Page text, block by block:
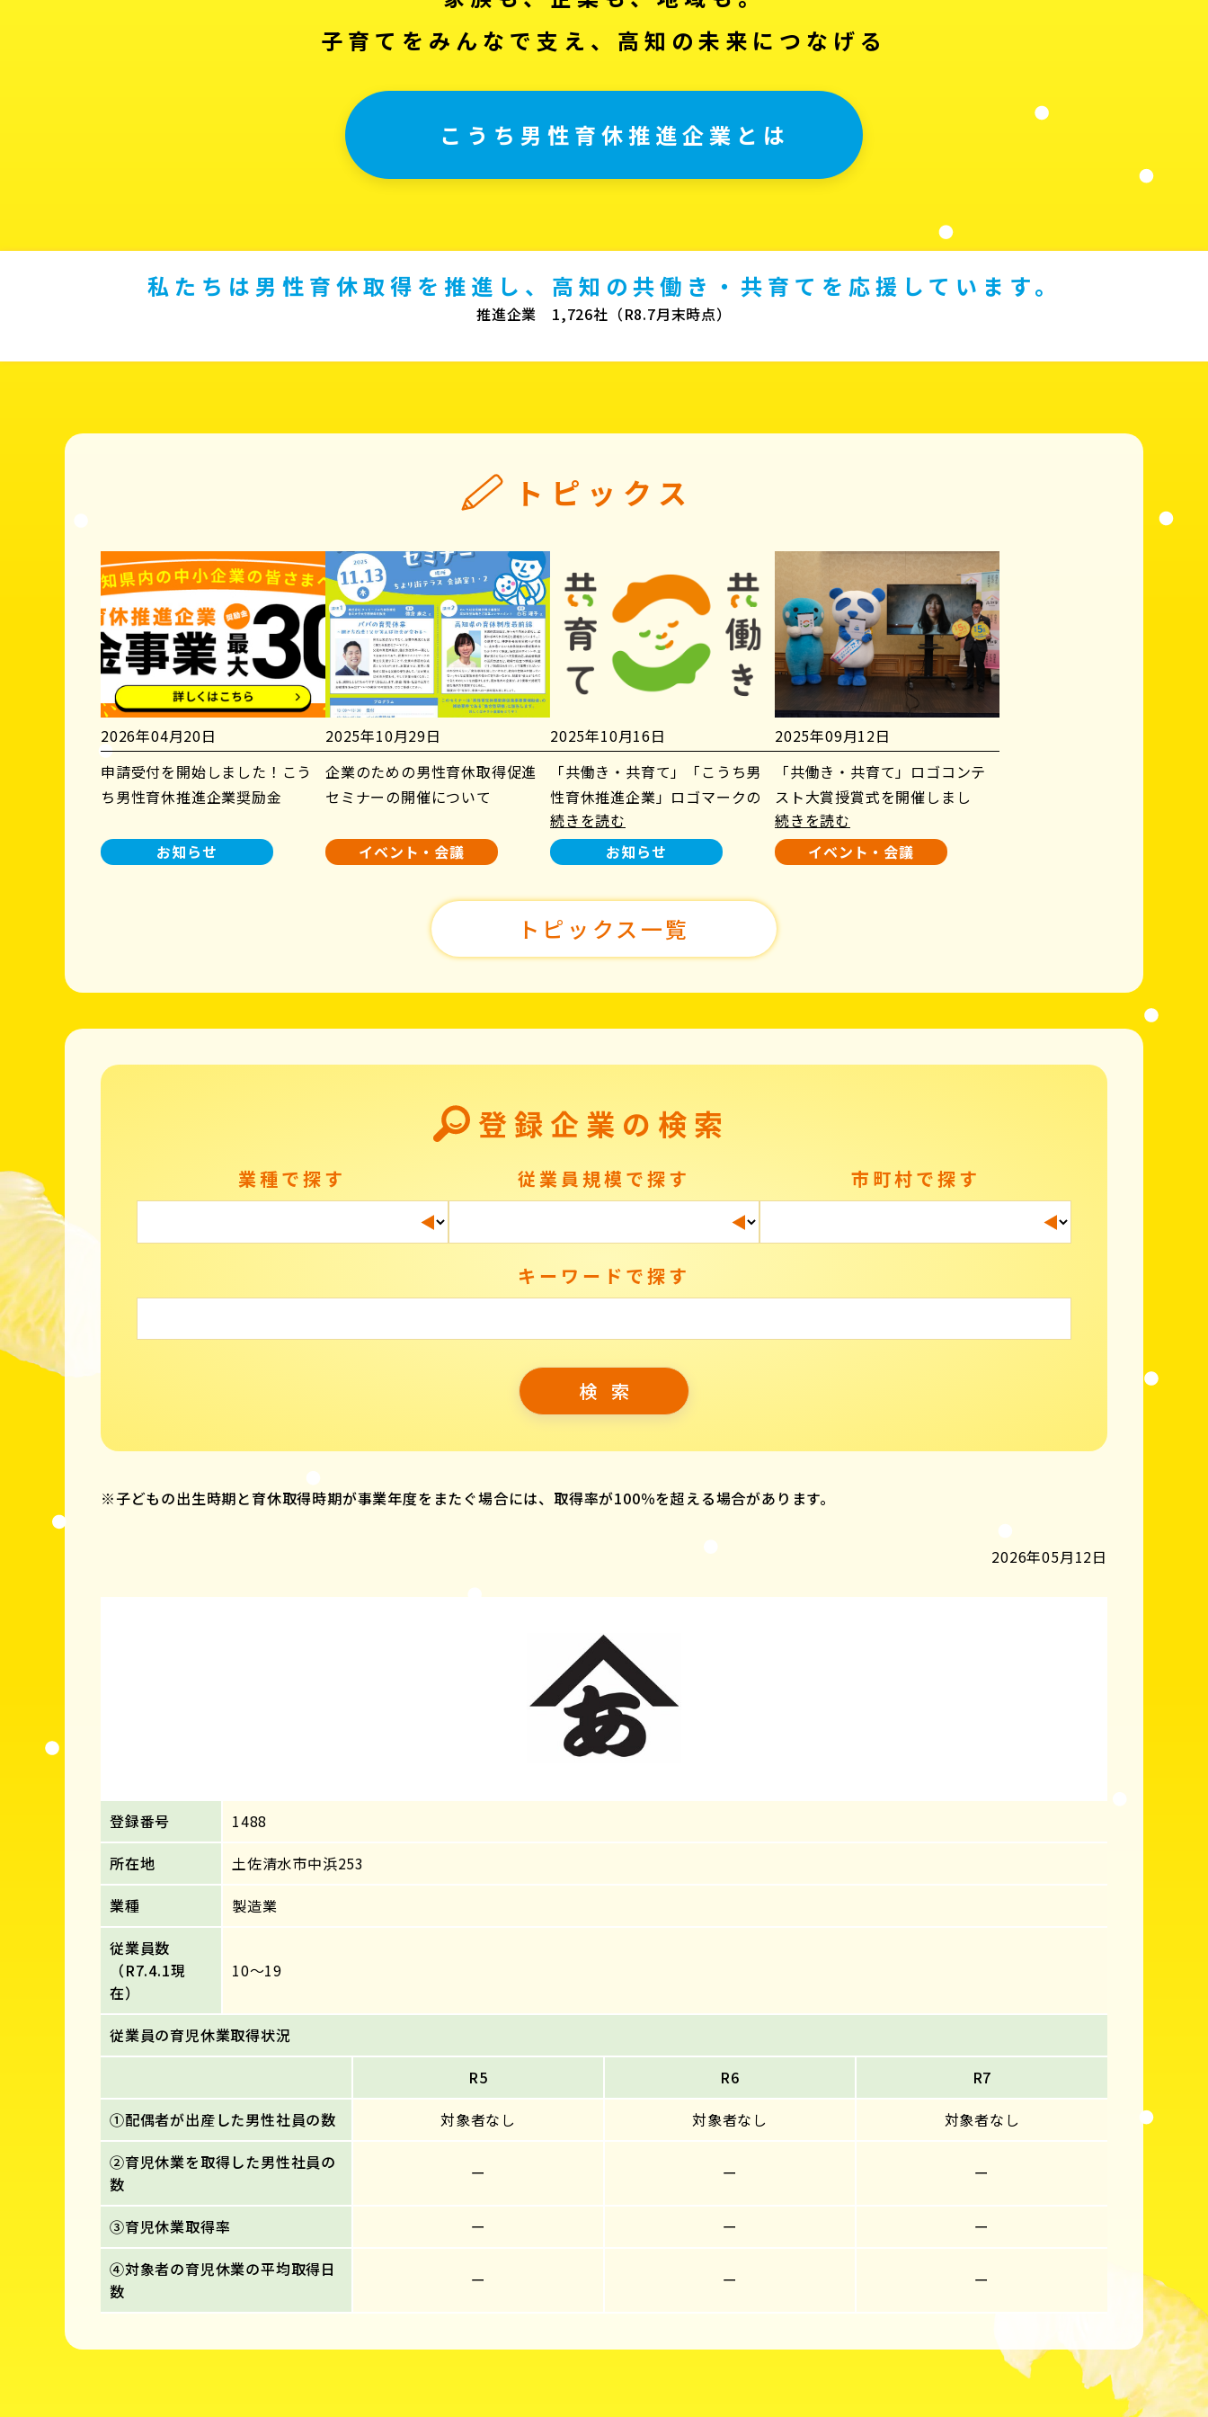
子育てをみんなで支え、高知の未来につなげる
こうち男性育休推進企業とは
私たちは男性育休取得を推進し、高知の共働き・共育てを応援しています。
推進企業 1,726社（R8.7月末時点）
トピックス
2026年04月20日
申請受付を開始しました！こう
ち男性育休推進企業奨励金
お知らせ
2025年10月29日
企業のための男性育休取得促進
セミナーの開催について
イベント・会議
2025年10月16日
「共働き・共育て」「こうち男
性育休推進企業」ロゴマークの
使用について
続きを読む
お知らせ
2025年09月12日
「共働き・共育て」ロゴコンテ
スト大賞授賞式を開催しまし
た！
続きを読む
イベント・会議
トピックス一覧
登録企業の検索
業種で探す 従業員規模で探す 市町村で探す
キーワードで探す
※子どもの出生時期と育休取得時期が事業年度をまたぐ場合には、取得率が100％を超える場合があります。
2026年05月12日
登録番号
1488
所在地
土佐清水市中浜253
業種
製造業
従業員数
（R7.4.1現
在）
10～19
従業員の育児休業取得状況
R5
R6
R7
①配偶者が出産した男性社員の数
対象者なし 対象者なし
対象者なし
②育児休業を取得した男性社員の
数
ー ー ー
③育児休業取得率 ー ー
ー
④対象者の育児休業の平均取得日
数
ー ー ー